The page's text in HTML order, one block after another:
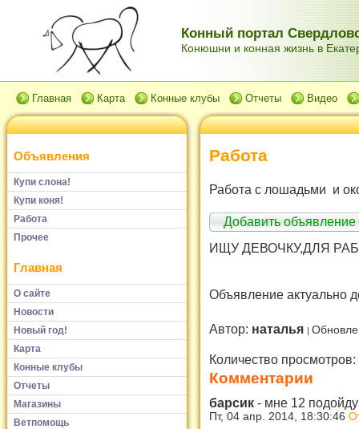
Конный портал
Конюшни и конная жизнь в
Главная Карта Конные клубы Отчеты Видео
Объявления
Купи слона!
Купи коня!
Работа
Прочее
Главная
О сайте
Новости
Новый год!
Карта
Конные клубы
Отчеты
Магазины
Ветпомощь
Работа
Работа с лошадьми и
Добавить объявление
ИЩУ ДЕВОЧКУ,ДЛЯ
Объявление актуально
Автор: наталья
Количество просмотров:
Комментарии
барсик - мне 12
Пт, 04 апр. 2014, 18:30:46